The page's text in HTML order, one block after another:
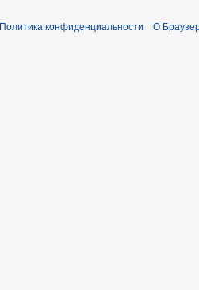
Политика конфиденциальности О